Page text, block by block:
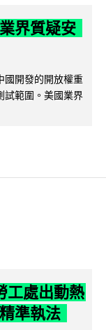
界質疑安
國開發的開放權重
試範圍。美國業界
工處出動熱
準執法